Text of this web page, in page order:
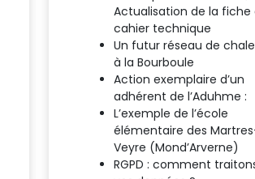
Actualisation de la fiche
cahier technique
Un futur réseau de
à la Bourboule
Action exemplaire d’un
adhérent de l’Aduhme :
L’exemple de l’école
élémentaire des
Veyre (Mond’Arverne)
RGPD : comment